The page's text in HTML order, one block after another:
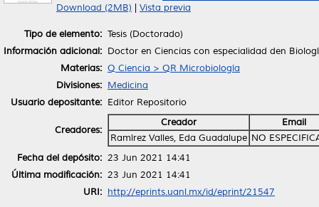
Download (2MB)
Vista previa
Tipo de elemento: Tesis (Doctorado)
Información adicional: Doctor en Ciencias con especialidad den
Materias: Q Ciencia > QR Microbiología
Divisiones: Medicina
Usuario depositante: Editor Repositorio
Creadores:
Creador
Email
Ramírez Valles, Eda Guadalupe NO
Fecha del depósito: 23 Jun 2021 14:41
Última modificación: 23 Jun 2021 14:41
URI: http://eprints.uanl.mx/id/eprint/21547